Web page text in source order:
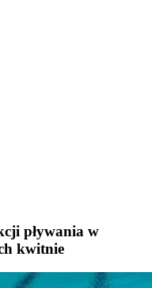
pływania w
kwitnie